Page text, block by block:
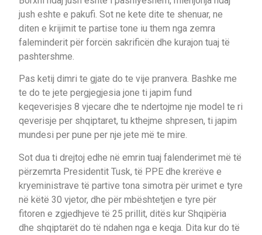
jush eshte e pakufi. Sot ne kete dite te shenuar, ne
diten e krijimit te partise tone iu them nga zemra
faleminderit për forcën sakrificën dhe kurajon tuaj të
pashtershme.
Pas ketij dimri te gjate do te vije pranvera. Bashke me
te do te jete pergjegjesia jone ti japim fund
keqeverisjes 8 vjecare dhe te ndertojme nje model te ri
qeverisje per shqiptaret, tu kthejme shpresen, ti japim
mundesi per pune per nje jete më te mire.
Sot dua ti drejtoj edhe në emrin tuaj falenderimet më të
përzemrta Presidentit Tusk, të PPE dhe krerëve e
kryeministrave të partive tona simotra për urimet e tyre
në këtë 30 vjetor, dhe për mbështetjen e tyre për
fitoren e zgjedhjeve të 25 prillit, ditës kur Shqipëria
dhe shqiptarët do të ndahen nga e keqja. Dita kur do të